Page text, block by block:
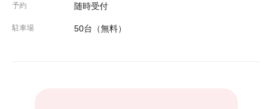
予約 随時受付
駐車場 50台（無料）